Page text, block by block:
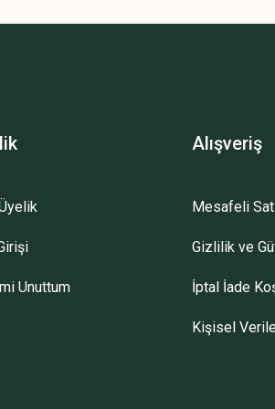
Unuttum
Alışveriş
Mesafeli
Gizlilik ve
İptal İade
Kişisel